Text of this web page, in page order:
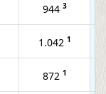
944 3
1.042 1
872 1